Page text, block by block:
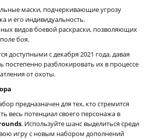
маски, подчеркивающие угрозу
и его индивидуальность.
видов боевой раскраски, позволяющих
боя.
доступными с декабря 2021 года, давая
постепенно разблокировать их в процессе
от охоты.
предназначен для тех, кто стремится
весь потенциал своего персонажа в
. Используйте шанс выделиться среди
игру с новым набором дополнений